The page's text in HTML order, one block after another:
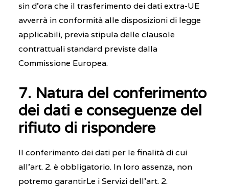
sin d’ora che il trasferimento dei dati extra-UE
avverrà in conformità alle disposizioni di legge
applicabili, previa stipula delle clausole
contrattuali standard previste dalla
Commissione Europea.
7. Natura del conferimento
dei dati e conseguenze del
rifiuto di rispondere
Il conferimento dei dati per le finalità di cui
all’art. 2. è obbligatorio. In loro assenza, non
potremo garantirLe i Servizi dell’art. 2.